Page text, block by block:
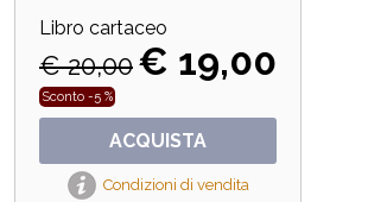
Libro cartaceo
€ 20,00€ 19,00
Sconto -5 %
ACQUISTA
Condizioni di vendita